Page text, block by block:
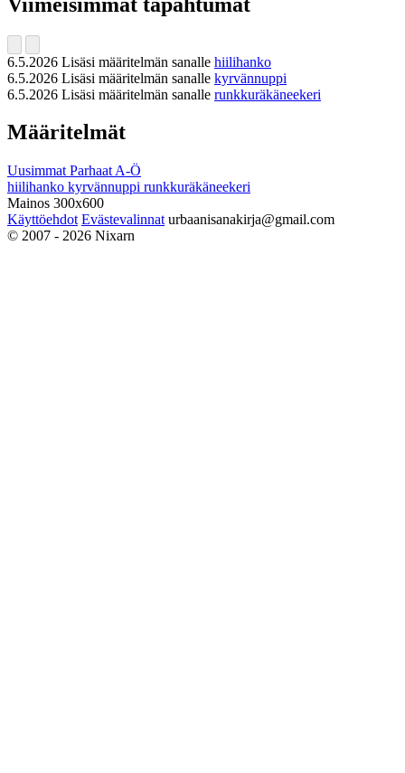
6.5.2026 Lisäsi määritelmän sanalle hiilihanko
6.5.2026 Lisäsi määritelmän sanalle kyrvännuppi
6.5.2026 Lisäsi määritelmän sanalle runkkuräkäneekeri
Määritelmät
Uusimmat Parhaat A-Ö
hiilihanko kyrvännuppi runkkuräkäneekeri
Mainos 300x600
Käyttöehdot Evästevalinnat urbaanisanakirja@gmail.com
© 2007 - 2026 Nixarn